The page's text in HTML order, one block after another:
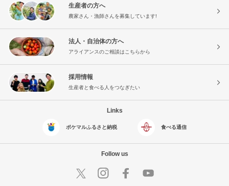
生産者の方へ
農家さん・漁師さんを募集しています!
法人・自治体の方へ
アライアンスのご相談はこちらから
採用情報
生産者と食べる人をつなぎたい
Links
ポケマルふるさと納税 食べる通信
Follow us